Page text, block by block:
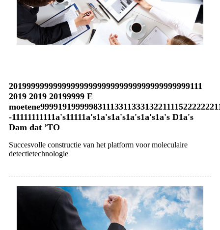
20199999999999999999999999999999999999999111
2019 2019 20199999 E
-11111111111a's11111a's1a's1a's1a's1a's1a's D1a's
Dam dat ’TO
Succesvolle constructie van het platform voor moleculaire
detectietechnologie